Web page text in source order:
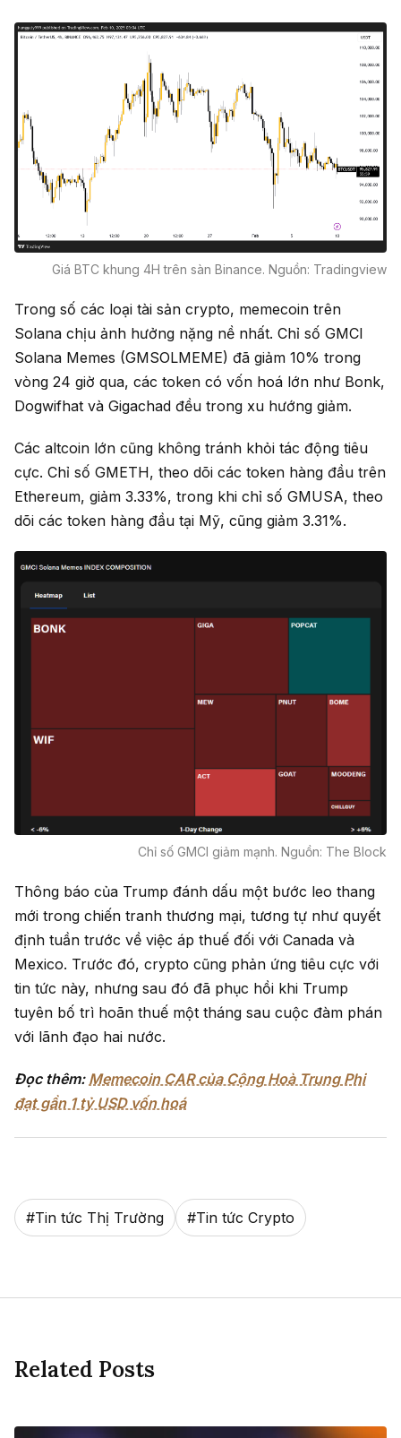
Giá BTC khung 4H trên sàn Binance. Nguồn: Tradingview
Trong số các loại tài sản crypto, memecoin trên
Solana chịu ảnh hưởng nặng nề nhất. Chỉ số GMCI
Solana Memes (GMSOLMEME) đã giảm 10% trong
vòng 24 giờ qua, các token có vốn hoá lớn như Bonk,
Dogwifhat và Gigachad đều trong xu hướng giảm.
Các altcoin lớn cũng không tránh khỏi tác động tiêu
cực. Chỉ số GMETH, theo dõi các token hàng đầu trên
Ethereum, giảm 3.33%, trong khi chỉ số GMUSA, theo
dõi các token hàng đầu tại Mỹ, cũng giảm 3.31%.
Chỉ số GMCI giảm mạnh. Nguồn: The Block
Thông báo của Trump đánh dấu một bước leo thang
mới trong chiến tranh thương mại, tương tự như quyết
định tuần trước về việc áp thuế đối với Canada và
Mexico. Trước đó, crypto cũng phản ứng tiêu cực với
tin tức này, nhưng sau đó đã phục hồi khi Trump
tuyên bố trì hoãn thuế một tháng sau cuộc đàm phán
với lãnh đạo hai nước.
Đọc thêm: Memecoin CAR của Cộng Hoà Trung Phi
đạt gần 1 tỷ USD vốn hoá
#Tin tức Thị Trường #Tin tức Crypto
Related Posts